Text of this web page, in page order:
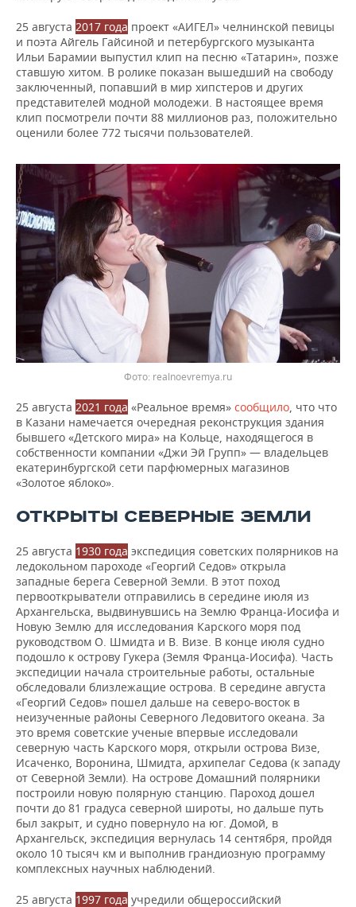
25 августа 2017 года проект «АИГЕЛ» челнинской певицы
и поэта Айгель Гайсиной и петербургского музыканта
Ильи Барамии выпустил клип на песню «Татарин», позже
ставшую хитом. В ролике показан вышедший на свободу
заключенный, попавший в мир хипстеров и других
представителей модной молодежи. В настоящее время
клип посмотрели почти 88 миллионов раз, положительно
оценили более 772 тысячи пользователей.
realnoevremya.ru
25 августа 2021 года «Реальное время» сообщило, что что
в Казани намечается очередная реконструкция здания
бывшего «Детского мира» на Кольце, находящегося в
собственности компании «Джи Эй Групп» — владельцев
екатеринбургской сети парфюмерных магазинов
«Золотое яблоко».
ОТКРЫТЫ СЕВЕРНЫЕ ЗЕМЛИ
25 августа 1930 года экспедиция советских полярников на
ледокольном пароходе «Георгий Седов» открыла
западные берега Северной Земли. В этот поход
первооткрыватели отправились в середине июля из
Архангельска, выдвинувшись на Землю Франца-Иосифа и
Новую Землю для исследования Карского моря под
руководством О. Шмидта и В. Визе. В конце июля судно
подошло к острову Гукера (Земля Франца-Иосифа). Часть
экспедиции начала строительные работы, остальные
обследовали близлежащие острова. В середине августа
«Георгий Седов» пошел дальше на северо-восток в
неизученные районы Северного Ледовитого океана. За
это время советские ученые впервые исследовали
северную часть Карского моря, открыли острова Визе,
Исаченко, Воронина, Шмидта, архипелаг Седова (к западу
от Северной Земли). На острове Домашний полярники
построили новую полярную станцию. Пароход дошел
почти до 81 градуса северной широты, но дальше путь
был закрыт, и судно повернуло на юг. Домой, в
Архангельск, экспедиция вернулась 14 сентября, пройдя
около 10 тысяч км и выполнив грандиозную программу
комплексных научных наблюдений.
25 августа 1997 года учредили общероссийский